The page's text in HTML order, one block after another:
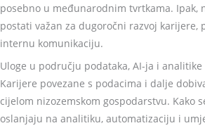
posebno u međunarodnim tvrtkama. Ipak,
postati važan za dugoročni razvoj karijere,
internu komunikaciju.
Uloge u području podataka, AI-ja i analitike
Karijere povezane s podacima i dalje
cijelom nizozemskom gospodarstvu. Kako
oslanjaju na analitiku, automatizaciju i